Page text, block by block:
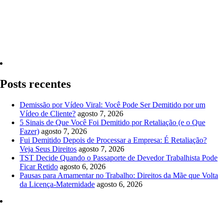
Posts recentes
Demissão por Vídeo Viral: Você Pode Ser Demitido por um
Vídeo de Cliente? agosto 7, 2026
5 Sinais de Que Você Foi Demitido por Retaliação (e o Que
Fazer) agosto 7, 2026
Fui Demitido Depois de Processar a Empresa: É Retaliação?
Veja Seus Direitos agosto 7, 2026
TST Decide Quando o Passaporte de Devedor Trabalhista Pode
Ficar Retido agosto 6, 2026
Pausas para Amamentar no Trabalho: Direitos da Mãe que Volta
da Licença-Maternidade agosto 6, 2026